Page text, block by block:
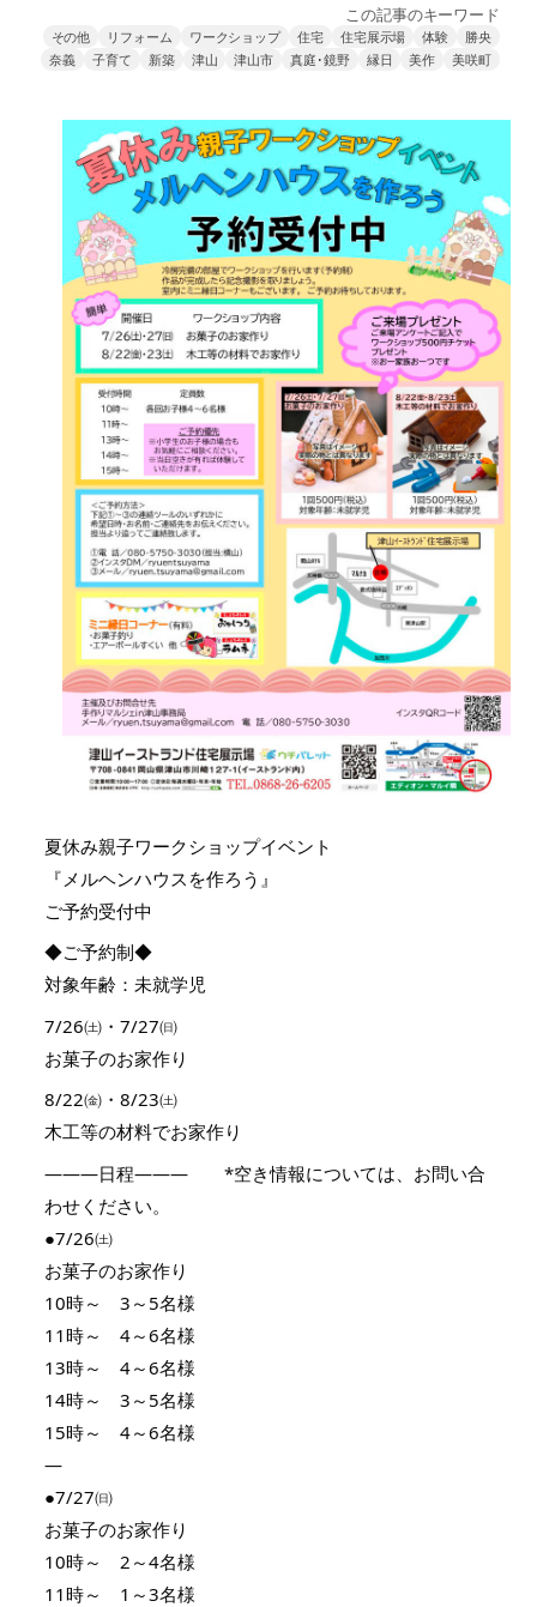
この記事のキーワード
その他 リフォーム ワークショップ 住宅 住宅展示場 体験
勝央
奈義
子育て 新築 津山 津山市 真庭･鏡野 縁日 美作 美咲町
夏休み親子ワークショップイベント
『メルヘンハウスを作ろう』
ご予約受付中
◆ご予約制◆
対象年齢：未就学児
7/26㈯・7/27㈰
お菓子のお家作り
8/22㈮・8/23㈯
木工等の材料でお家作り
———日程——— *空き情報については、お問い合
わせください。
●7/26㈯
お菓子のお家作り
10時～ 3～5名様
11時～ 4～6名様
13時～ 4～6名様
14時～ 3～5名様
15時～ 4～6名様
—
●7/27㈰
お菓子のお家作り
10時～ 2～4名様
11時～ 1～3名様